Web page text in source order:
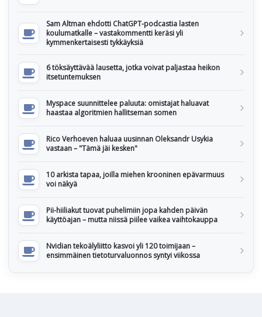
Sam Altman ehdotti ChatGPT-podcastia lasten
koulumatkalle – vastakommentti keräsi yli
kymmenkertaisesti tykkäyksiä
6 töksäyttävää lausetta, jotka voivat paljastaa heikon
itsetuntemuksen
Myspace suunnittelee paluuta: omistajat haluavat
haastaa algoritmien hallitseman somen
Rico Verhoeven haluaa uusinnan Oleksandr Usykia
vastaan – "Tämä jäi kesken"
10 arkista tapaa, joilla miehen krooninen epävarmuus
voi näkyä
Pii-hiiliakut tuovat puhelimiin jopa kahden päivän
käyttöajan – mutta niissä piilee vaikea vaihtokauppa
Nvidian tekoälyliitto kasvoi yli 120 toimijaan –
ensimmäinen tietoturvaluonnos syntyi viikossa